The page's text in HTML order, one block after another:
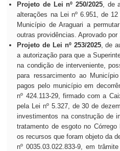
Projeto de Lei nº 250/2025, de
alterações na Lei nº 6.951, de
Município de Araguari a
outras providências. Aprovado por
Projeto de Lei nº 253/2025, de
a autorização para que a
na condição de interveniente,
para ressarcimento ao
pagos pelo município em
nº 424.113-29, firmado com a
pela Lei nº 5.327, de 30 de
investimentos na construção de
tratamento de esgoto no
os recursos que foram objeto da
nº 0035.03.022.833-9, em